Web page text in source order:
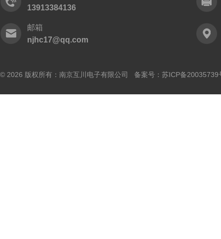
13913384136
邮箱
njhc17@qq.com
© 2026 版权所有：南京互川电子有限公司 备案号： 苏ICP备20035739